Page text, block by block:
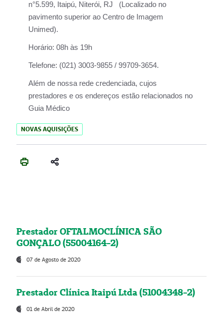
n°5.599, Itaipú, Niterói, RJ (Localizado no
pavimento superior ao Centro de Imagem
Unimed).
Horário: 08h às 19h
Telefone: (021) 3003-9855 / 99709-3654.
Além de nossa rede credenciada, cujos
prestadores e os endereços estão relacionados no
Guia Médico
NOVAS AQUISIÇÕES
Prestador OFTALMOCLÍNICA SÃO
GONÇALO (55004164-2)
07 de Agosto de 2020
Prestador Clínica Itaipú Ltda (51004348-2)
01 de Abril de 2020